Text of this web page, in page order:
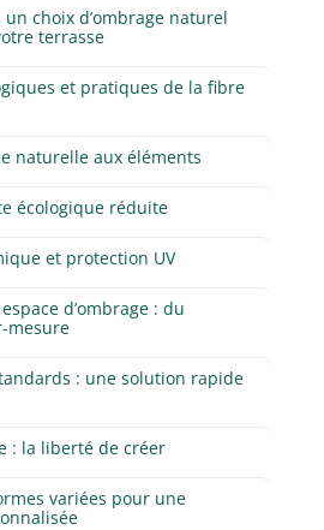
un choix d’ombrage naturel
terrasse
et pratiques de la fibre
naturelle aux éléments
écologique réduite
et protection UV
d’ombrage : du
mesure
: une solution rapide
: la liberté de créer
variées pour une